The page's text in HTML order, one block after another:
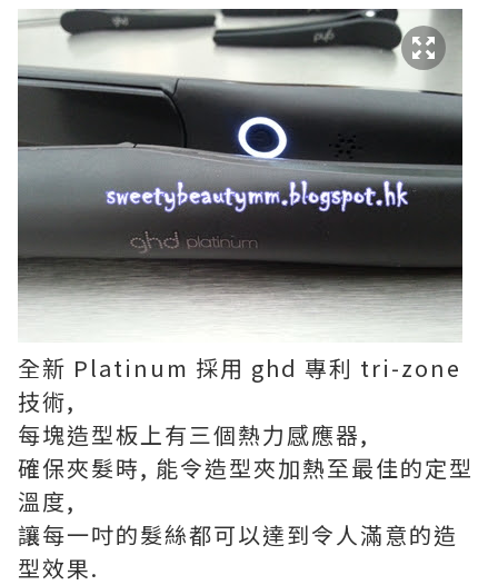
全新 Platinum 採用 ghd 專利 tri-zone
技術,
每塊造型板上有三個熱力感應器,
確保夾髮時, 能令造型夾加熱至最佳的定型
溫度,
讓每一吋的髮絲都可以達到令人滿意的造
型效果.